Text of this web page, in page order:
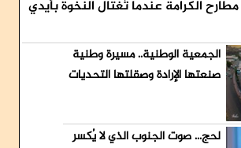
الكرامة عندما تُغتال النخوة بأيدي
الجمعية الوطنية.. مسيرة وطنية
صنعتها الإرادة وصقلتها التحديات
لحج... صوت الجنوب الذي لا يُكسر